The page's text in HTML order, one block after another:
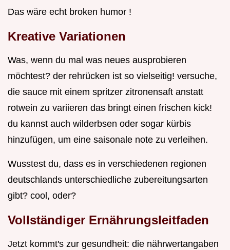
Das wäre echt broken humor !
Kreative Variationen
Was, wenn du mal was neues ausprobieren
möchtest? der rehrücken ist so vielseitig! versuche,
die sauce mit einem spritzer zitronensaft anstatt
rotwein zu variieren das bringt einen frischen kick!
du kannst auch wilderbsen oder sogar kürbis
hinzufügen, um eine saisonale note zu verleihen.
Wusstest du, dass es in verschiedenen regionen
deutschlands unterschiedliche zubereitungsarten
gibt? cool, oder?
Vollständiger Ernährungsleitfaden
Jetzt kommt's zur gesundheit: die nährwertangaben